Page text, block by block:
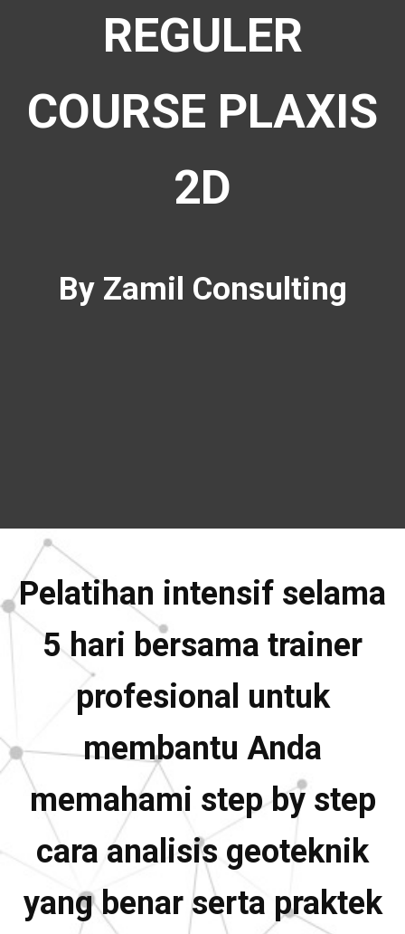
REGULER
COURSE PLAXIS
2D
By Zamil Consulting
Pelatihan intensif selama
5 hari bersama trainer
profesional untuk
membantu Anda
memahami step by step
cara analisis geoteknik
yang benar serta praktek